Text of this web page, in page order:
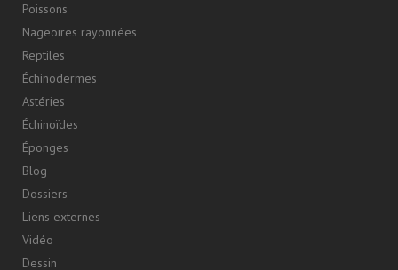
Poissons
Nageoires rayonnées
Reptiles
Échinodermes
Astéries
Échinoïdes
Éponges
Blog
Dossiers
Liens externes
Vidéo
Dessin